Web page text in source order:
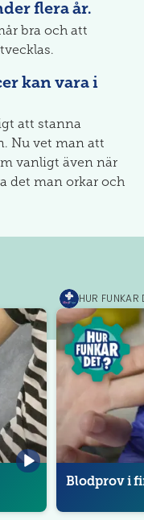
flera år.
bra och att
kan vara i
att stanna
Nu vet man att
vanligt även när
det man orkar och
MediPrep
HUR FUNKAR
Blodprov i